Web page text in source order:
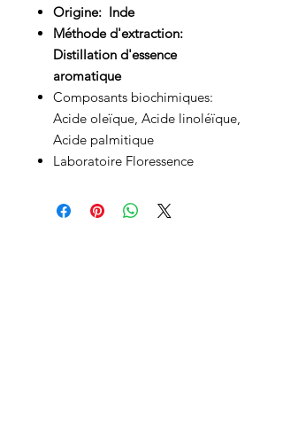
Origine: Inde
Méthode d'extraction:
Distillation d'essence
aromatique
Composants biochimiques:
Acide oleïque, Acide linoléïque,
Acide palmitique
Laboratoire Floressence